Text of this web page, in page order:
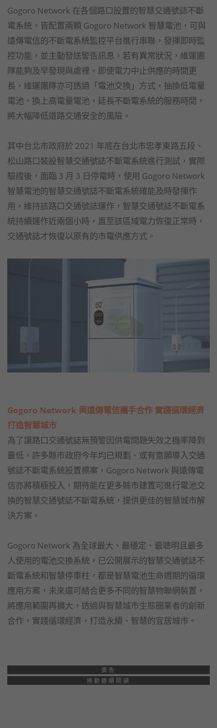
Gogoro Network 在各個路口設置的智慧交通號誌不斷
電系統，皆配置兩顆 Gogoro Network 智慧電池，可與
遠傳電信的不斷電系統監控平台進行串聯，發揮即時監
控功能，並主動發送警告訊息，若有異常狀況，維運團
隊能夠及早發現與處裡。即使電力中止供應的時間更
長，維運團隊亦可透過「電池交換」方式，抽換低電量
電池、換上高電量電池，延長不斷電系統的服務時間，
將大幅降低道路交通安全的風險。
其中台北市政府於 2021 年底在台北市忠孝東路五段、
松山路口裝設智慧交通號誌不斷電系統進行測試，實際
驗證後，面臨 3 月 3 日停電時，使用 Gogoro Network
智慧電池的智慧交通號誌不斷電系統確能及時發揮作
用，維持該路口交通號誌運作，智慧交通號誌不斷電系
統持續運作近兩個小時，直至該區域電力恢復正常時，
交通號誌才恢復以原有的市電供應方式。
Gogoro Network 與遠傳電信攜手合作 實踐循環經濟
打造智慧城市
為了讓路口交通號誌無預警因供電問題失效之機率降到
最低，許多縣市政府今年均已規劃、或有意願導入交通
號誌不斷電系統設置標案，Gogoro Network 與遠傳電
信亦將積極投入，期待能在更多縣市建置可進行電池交
換的智慧交通號誌不斷電系統，提供更佳的智慧城市解
決方案。
Gogoro Network 為全球最大、最穩定、最聰明且最多
人使用的電池交換系統，已公開展示的智慧交通號誌不
斷電系統和智慧停車柱，都是智慧電池生命週期的循環
應用方案，未來還可結合更多不同的智慧物聯網裝置，
將應用範圍再擴大，透過與智慧城市生態圈業者的創新
合作，實踐循環經濟，打造永續、智慧的宜居城市。
廣告
捲動繼續閱讀